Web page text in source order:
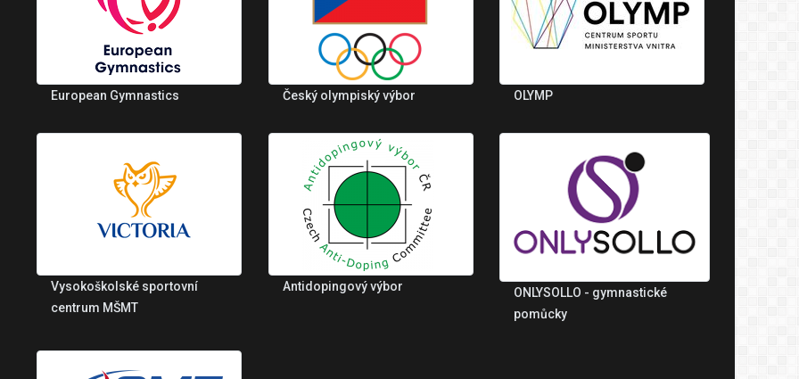
European Gymnastics Český olympiský výbor OLYMP
Vysokoškolské sportovní
centrum MŠMT
Antidopingový výbor
ONLYSOLLO - gymnastické
pomůcky